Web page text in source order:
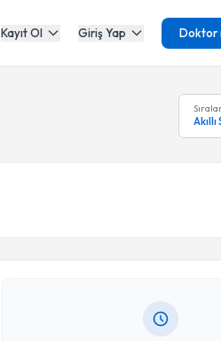
Kayıt Ol Giriş Yap Doktor